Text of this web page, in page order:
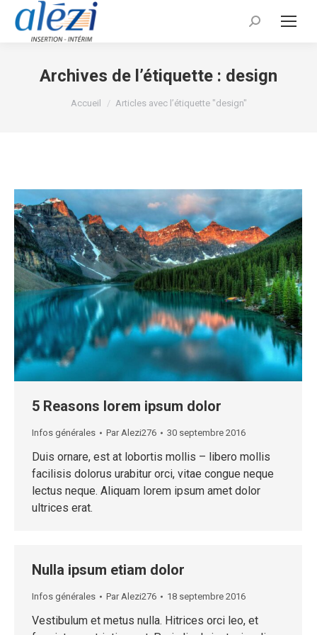
Recherche
Archives de l’étiquette : design
Vous êtes ici :
Accueil Articles avec l’étiquette "design"
5 Reasons lorem ipsum dolor
Infos générales ParAlezi276 30 septembre 2016
Duis ornare, est at lobortis mollis – libero mollis
facilisis dolorus urabitur orci, vitae congue neque
lectus neque. Aliquam lorem ipsum amet dolor
ultrices erat.
Nulla ipsum etiam dolor
Infos générales ParAlezi276 18 septembre 2016
Vestibulum et metus nulla. Hitrices orci leo, et